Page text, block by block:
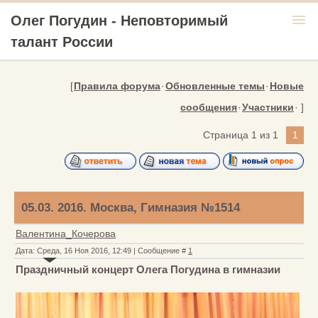
Олег Погудин - Неповторимый
талант России
menu
[Правила форума·Обновленные темы·Новые
сообщения·Участники· ]
Страница 1 из 1 1
05.03. 2016. Москва, Гимназия №1514
Валентина_Кочерова
Дата: Среда, 16 Ноя 2016, 12:49 | Сообщение # 1
Праздничный концерт Олега Погудина в гимназии